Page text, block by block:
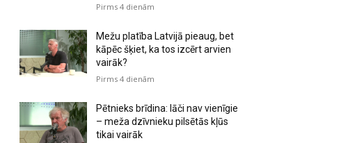
Pirms 4 dienām
Mežu platība Latvijā pieaug, bet
kāpēc šķiet, ka tos izcērt arvien
vairāk?
Pirms 4 dienām
Pētnieks brīdina: lāči nav vienīgie
– meža dzīvnieku pilsētās kļūs
tikai vairāk